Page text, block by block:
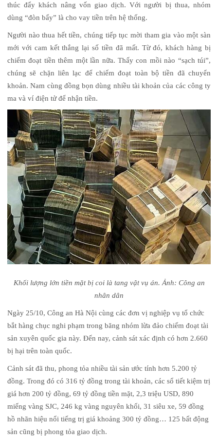
thúc đẩy khách nâng vốn giao dịch. Với người bị thua, nhóm
dùng “đòn bẩy” là cho vay tiền trên hệ thống.
Người nào thua hết tiền, chúng tiếp tục mời tham gia vào một sàn
mới với cam kết thắng lại số tiền đã mất. Từ đó, khách hàng bị
chiếm đoạt tiền thêm một lần nữa. Thấy con mồi nào “sạch túi”,
chúng sẽ chặn liên lạc để chiếm đoạt toàn bộ tiền đã chuyển
khoản. Nam cùng đồng bọn dùng nhiều tài khoản của các công ty
ma và ví điện tử để nhận tiền.
Khối lượng lớn tiền mặt bị coi là tang vật vụ án. Ảnh: Công an
nhân dân
Ngày 25/10, Công an Hà Nội cùng các đơn vị nghiệp vụ tổ chức
bắt hàng chục nghi phạm trong băng nhóm lừa đảo chiếm đoạt tài
sản xuyên quốc gia này. Đến nay, cảnh sát xác định có hơn 2.660
bị hại trên toàn quốc.
Cảnh sát đã thu, phong tỏa nhiều tài sản ước tính hơn 5.200 tỷ
đồng. Trong đó có 316 tỷ đồng trong tài khoản, các sổ tiết kiệm trị
giá hơn 200 tỷ đồng, 69 tỷ đồng tiền mặt, 2,3 triệu USD, 890
miếng vàng SJC, 246 kg vàng nguyên khối, 31 siêu xe, 59 đồng
hồ nhãn hiệu nổi tiếng trị giá khoảng 300 tỷ đồng… 125 bất động
sản cũng bị phong tỏa giao dịch.